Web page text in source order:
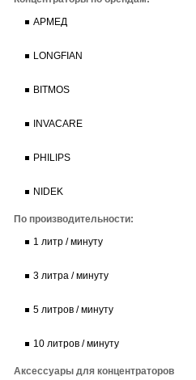
АРМЕД
LONGFIAN
BITMOS
INVACARE
PHILIPS
NIDEK
По производительности:
1 литр / минуту
3 литра / минуту
5 литров / минуту
10 литров / минуту
Аксессуары для концентраторов